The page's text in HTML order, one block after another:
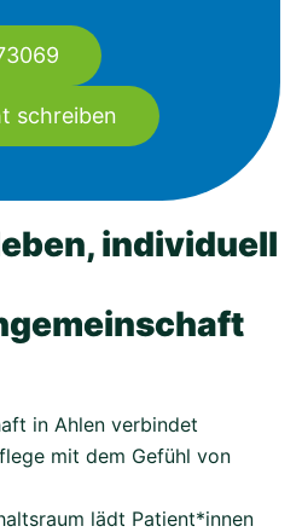
schreiben
individuell
in Ahlen verbindet
mit dem Gefühl von
lädt Patient*innen